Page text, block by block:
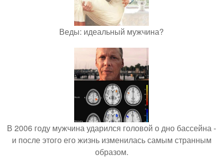
Веды: идеальный мужчина?
В 2006 году мужчина ударился головой о дно бассейна -
и после этого его жизнь изменилась самым странным
образом.